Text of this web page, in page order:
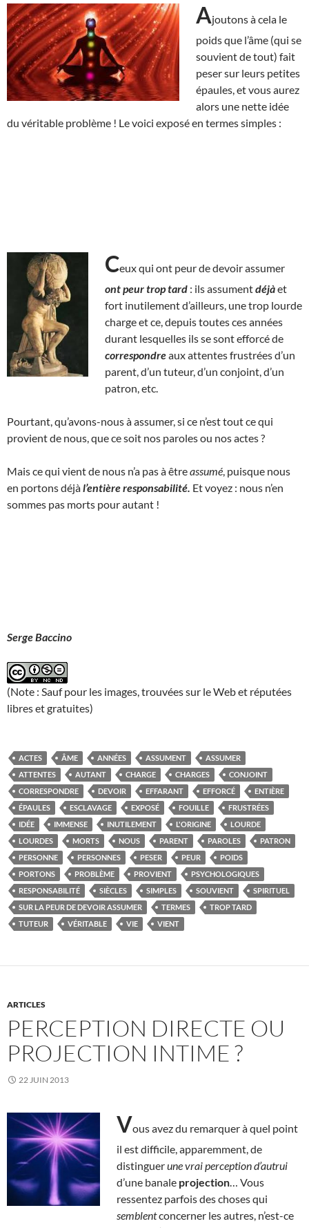
Ajoutons à cela le
poids que l’âme (qui se
souvient de tout) fait
peser sur leurs petites
épaules, et vous aurez
alors une nette idée
du véritable problème ! Le voici exposé en termes simples :
Ceux qui ont peur de devoir assumer
ont peurtrop tard : ils assumentdéjàet
fort inutilement d’ailleurs, une trop lourde
charge et ce, depuis toutes ces années
durant lesquelles ils se sont efforcé de
correspondreaux attentes frustrées d’un
parent, d’un tuteur, d’un conjoint, d’un
patron, etc.
Pourtant, qu’avons-nous à assumer, si ce n’est tout ce qui
provient de nous, que ce soit nos paroles ou nos actes ?
Mais ce qui vient de nous n’a pas à êtreassumé , puisque nous
en portons déjàl’entière responsabilité. Et voyez : nous n’en
sommes pas morts pour autant !
Serge Baccino
(Note : Sauf pour les images, trouvées sur le Web et réputées
libres et gratuites)
ACTES ÂME ANNÉES ASSUMENT
ASSUMER
ATTENTES
AUTANT CHARGE CHARGES
CONJOINT
CORRESPONDRE
DEVOIR EFFARANT EFFORCÉ
ENTIÈRE
ÉPAULES
ESCLAVAGE EXPOSÉ FOUILLE
FRUSTRÉES
IDÉE
IMMENSE INUTILEMENT L'ORIGINE
LOURDE
LOURDES
MORTS NOUS PARENT PAROLES
PATRON
PERSONNE
PERSONNES PESER PEUR
POIDS
PORTONS
PROBLÈME PROVIENT
PSYCHOLOGIQUES
RESPONSABILITÉ
SIÈCLES SIMPLES SOUVIENT
SPIRITUEL
SUR LA PEUR DE DEVOIR ASSUMER
TERMES
TROP TARD
TUTEUR
VÉRITABLE VIE VIENT
ARTICLES
PERCEPTION DIRECTE OU
PROJECTION INTIME ?
22 JUIN 2013
Vous avez du remarquer à quel point
il est difficile, apparemment, de
distinguerune vrai perception d’autrui
d’une banale projection … Vous
ressentez parfois des choses qui
semblentconcerner les autres, n’est-ce